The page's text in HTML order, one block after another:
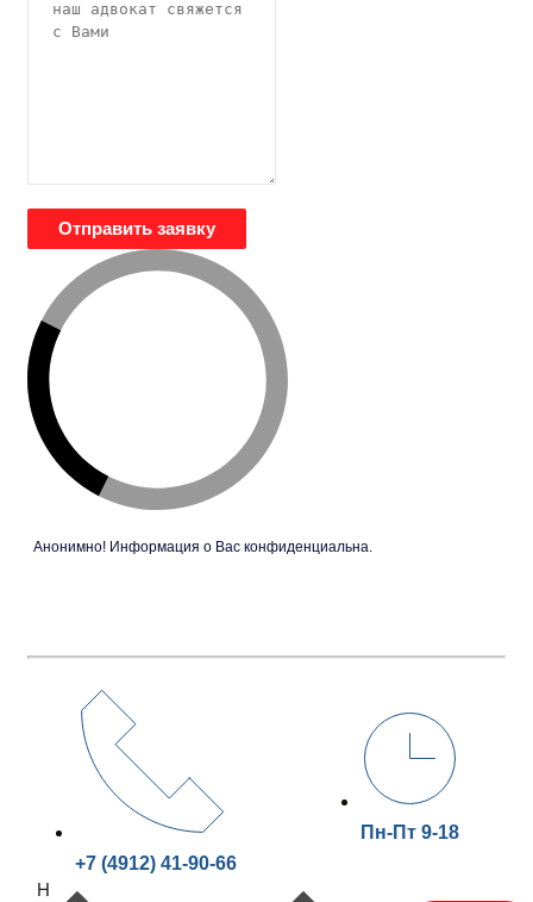
Отправить заявку
Анонимно! Информация о Вас конфиденциальна.
+7 (4912) 41-90-66
Пн-Пт 9-18
Н